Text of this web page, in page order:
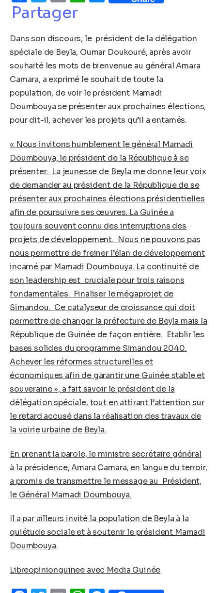
Partager
Dans son discours, le président de la délégation
spéciale de Beyla, Oumar Doukouré, après avoir
souhaité les mots de bienvenue au général Amara
Camara, a exprimé le souhait de toute la
population, de voir le président Mamadi
Doumbouya se présenter aux prochaines élections,
pour dit-il, achever les projets qu’il a entamés.
« Nous invitons humblement le général Mamadi
Doumbouya, le président de la République à se
présenter. La jeunesse de Beyla me donne leur voix
de demander au président de la République de se
présenter aux prochaines élections présidentielles
afin de poursuivre ses œuvres. La Guinée a
toujours souvent connu des interruptions des
projets de développement. Nous ne pouvons pas
nous permettre de freiner l’élan de développement
incarné par Mamadi Doumbouya. La continuité de
son leadership est cruciale pour trois raisons
fondamentales. Finaliser le mégaprojet de
Simandou. Ce catalyseur de croissance qui doit
permettre de changer la préfecture de Beyla mais la
République de Guinée de façon entière. Etablir les
bases solides du programme Simandou 2040.
Achever les réformes structurelles et
économiques afin de garantir une Guinée stable et
souveraine », a fait savoir le président de la
délégation spéciale, tout en attirant l’attention sur
le retard accusé dans la réalisation des travaux de
la voirie urbaine de Beyla.
En prenant la parole, le ministre secrétaire général
à la présidence, Amara Camara, en langue du terroir,
a promis de transmettre le message au Président,
le Général Mamadi Doumbouya.
Il a par ailleurs invité la population de Beyla à la
quiétude sociale et à soutenir le président Mamadi
Doumbouya.
Libreopinionguinee avec Media Guinée